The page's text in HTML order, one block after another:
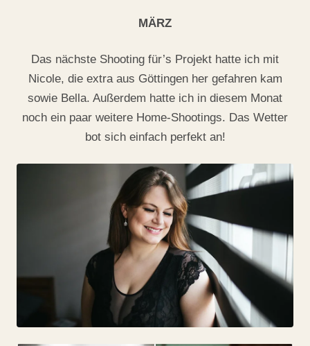
MÄRZ
Das nächste Shooting für’s Projekt hatte ich mit
Nicole, die extra aus Göttingen her gefahren kam
sowie Bella. Außerdem hatte ich in diesem Monat
noch ein paar weitere Home-Shootings. Das Wetter
bot sich einfach perfekt an!